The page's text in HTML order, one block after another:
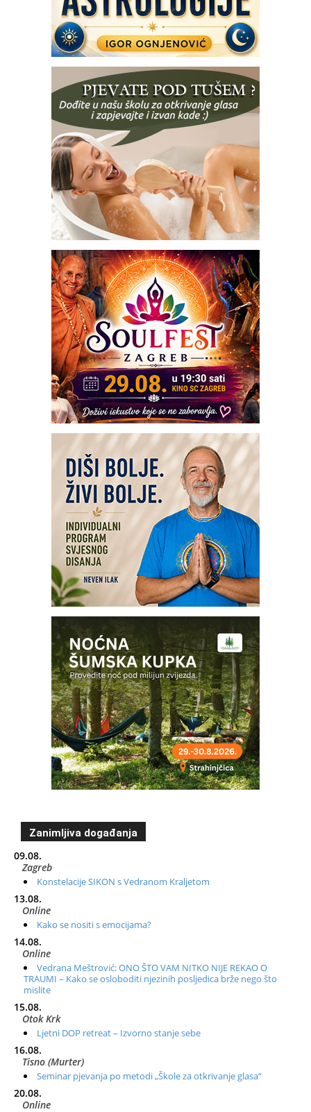
Zanimljiva događanja
09.08.
Zagreb
Konstelacije SIKON s Vedranom Kraljetom
13.08.
Online
Kako se nositi s emocijama?
14.08.
Online
Vedrana Meštrović: ONO ŠTO VAM NITKO NIJE REKAO O
TRAUMI – Kako se osloboditi njezinih posljedica brže nego što
mislite
15.08.
Otok Krk
Ljetni DOP retreat – Izvorno stanje sebe
16.08.
Tisno (Murter)
Seminar pjevanja po metodi „Škole za otkrivanje glasa“
20.08.
Online